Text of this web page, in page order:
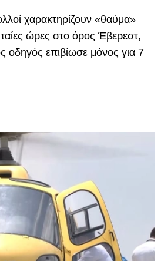
χαρακτηρίζουν «θαύμα»
ώρες στο όρος Έβερεστ,
οδηγός επιβίωσε μόνος για 7